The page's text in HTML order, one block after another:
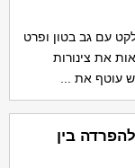
עם גב בטון ופרט
את צינורות
עוטף את ...
בין